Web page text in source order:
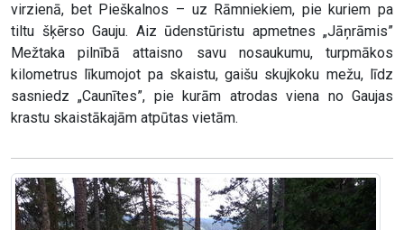
virzienā, bet Pieškalnos – uz Rāmniekiem, pie kuriem pa
tiltu šķērso Gauju. Aiz ūdenstūristu apmetnes „Jāņrāmis”
Mežtaka pilnībā attaisno savu nosaukumu, turpmākos
kilometrus līkumojot pa skaistu, gaišu skujkoku mežu, līdz
sasniedz „Caunītes”, pie kurām atrodas viena no Gaujas
krastu skaistākajām atpūtas vietām.